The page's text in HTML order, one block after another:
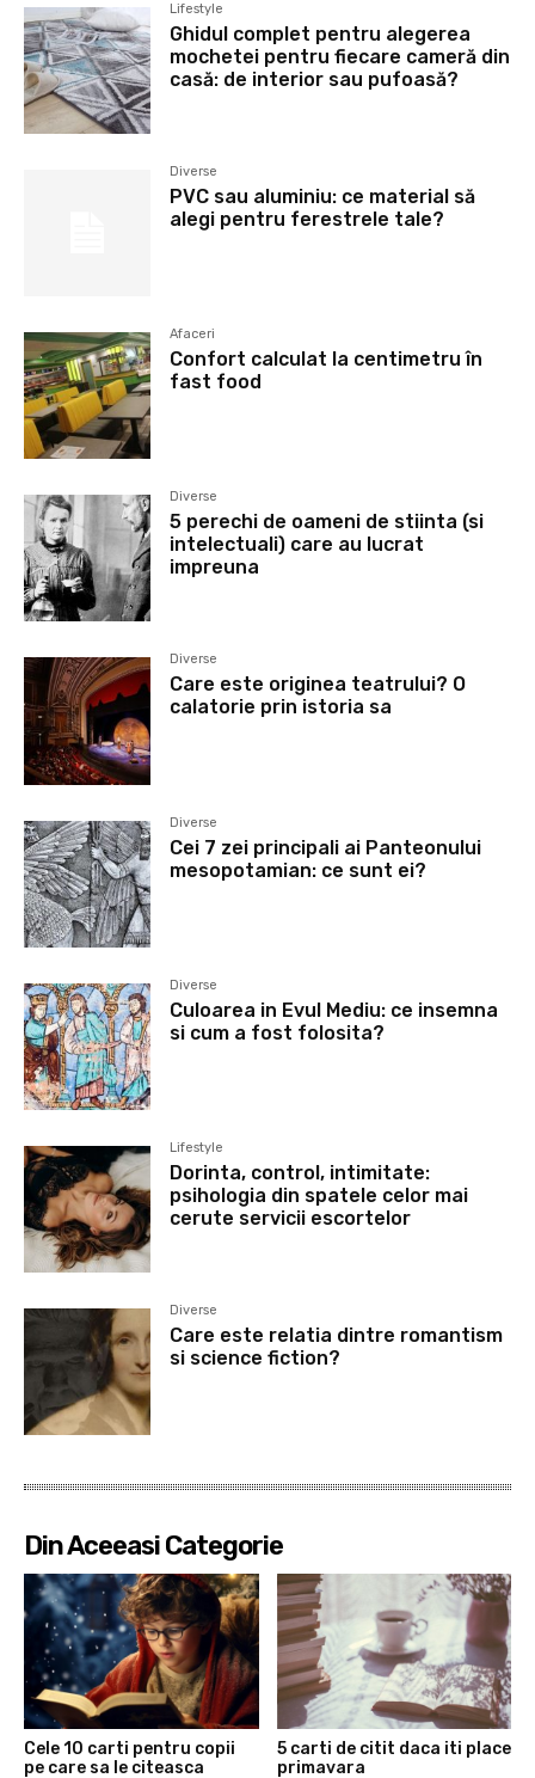
Lifestyle
Ghidul complet pentru alegerea
mochetei pentru fiecare cameră din
casă: de interior sau pufoasă?
Diverse
PVC sau aluminiu: ce material să
alegi pentru ferestrele tale?
Afaceri
Confort calculat la centimetru în
fast food
Diverse
5 perechi de oameni de stiinta (si
intelectuali) care au lucrat
impreuna
Diverse
Care este originea teatrului? O
calatorie prin istoria sa
Diverse
Cei 7 zei principali ai Panteonului
mesopotamian: ce sunt ei?
Diverse
Culoarea in Evul Mediu: ce insemna
si cum a fost folosita?
Lifestyle
Dorinta, control, intimitate:
psihologia din spatele celor mai
cerute servicii escortelor
Diverse
Care este relatia dintre romantism
si science fiction?
Din Aceeasi Categorie
Cele 10 carti pentru copii
pe care sa le citeasca
5 carti de citit daca iti place
primavara